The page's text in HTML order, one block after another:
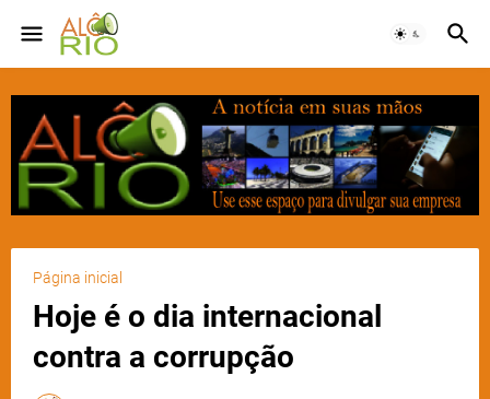
Página inicial
Hoje é o dia internacional
contra a corrupção